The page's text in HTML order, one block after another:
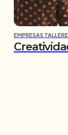
EMPRESAS